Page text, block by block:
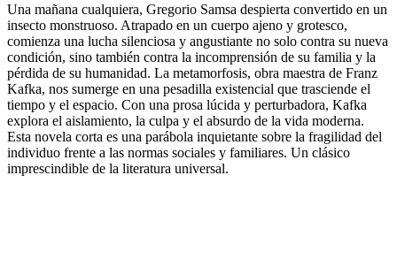
Una mañana cualquiera, Gregorio Samsa despierta convertido en un
insecto monstruoso. Atrapado en un cuerpo ajeno y grotesco,
comienza una lucha silenciosa y angustiante no solo contra su nueva
condición, sino también contra la incomprensión de su familia y la
pérdida de su humanidad. La metamorfosis, obra maestra de Franz
Kafka, nos sumerge en una pesadilla existencial que trasciende el
tiempo y el espacio. Con una prosa lúcida y perturbadora, Kafka
explora el aislamiento, la culpa y el absurdo de la vida moderna.
Esta novela corta es una parábola inquietante sobre la fragilidad del
individuo frente a las normas sociales y familiares. Un clásico
imprescindible de la literatura universal.